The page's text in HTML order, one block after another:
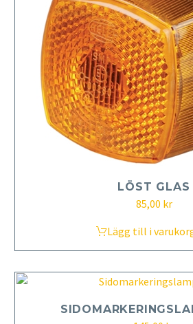
LÖST GLAS
85,00 kr
Lägg till i